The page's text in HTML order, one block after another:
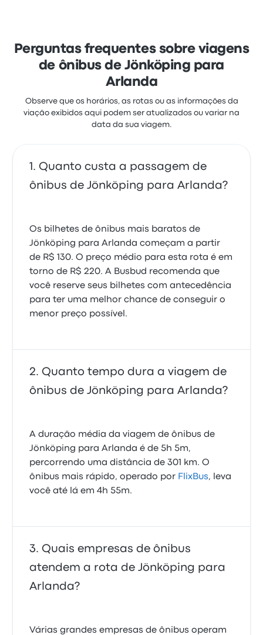
de R$ 186
Perguntas frequentes sobre viagens
de ônibus de Jönköping para
Arlanda
Observe que os horários, as rotas ou as informações da
viação exibidos aqui podem ser atualizados ou variar na
data da sua viagem.
Quanto custa a passagem de
ônibus de Jönköping para Arlanda?
Os bilhetes de ônibus mais baratos de
Jönköping para Arlanda começam a partir
de R$ 130. O preço médio para esta rota é em
torno de R$ 220. A Busbud recomenda que
você reserve seus bilhetes com antecedência
para ter uma melhor chance de conseguir o
menor preço possível.
Quanto tempo dura a viagem de
ônibus de Jönköping para Arlanda?
A duração média da viagem de ônibus de
Jönköping para Arlanda é de 5h 5m,
percorrendo uma distância de 301 km. O
ônibus mais rápido, operado por FlixBus, leva
você até lá em 4h 55m.
Quais empresas de ônibus
atendem a rota de Jönköping para
Arlanda?
Várias grandes empresas de ônibus operam